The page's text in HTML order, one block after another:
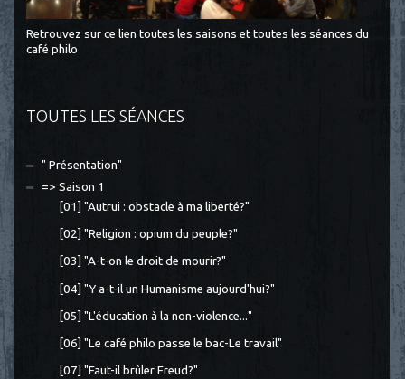
Retrouvez sur ce lien toutes les saisons et toutes les séances du
café philo
TOUTES LES SÉANCES
" Présentation"
=> Saison 1
[01] "Autrui : obstacle à ma liberté?"
[02] "Religion : opium du peuple?"
[03] "A-t-on le droit de mourir?"
[04] "Y a-t-il un Humanisme aujourd'hui?"
[05] "L'éducation à la non-violence..."
[06] "Le café philo passe le bac-Le travail"
[07] "Faut-il brûler Freud?"